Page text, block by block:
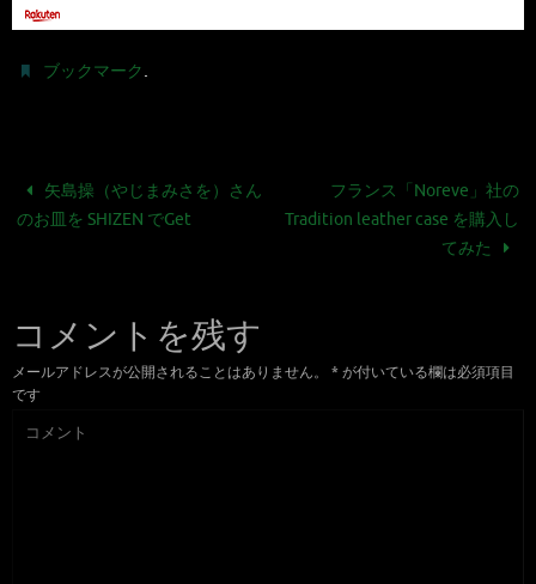
ブックマーク.
矢島操（やじまみさを）さん
のお皿を SHIZEN でGet
フランス「Noreve」社の
Tradition leather case を購入し
てみた
コメントを残す
メールアドレスが公開されることはありません。 * が付いている欄は必須項目
です